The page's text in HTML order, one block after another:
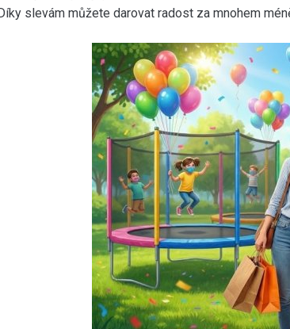
slevám můžete darovat radost za mnohem